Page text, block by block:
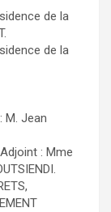
de la
de la
M. Jean
: Mme